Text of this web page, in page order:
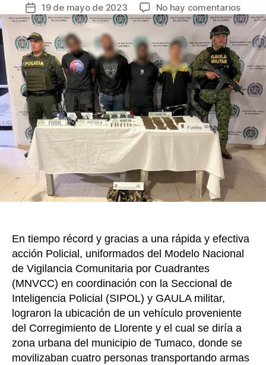
c
e
b
o
o
k
itt
er
ail er
e
st
m
p
ar
tir
Fecha
de
la
entrada
19 de mayo de 2023 No hay comentariosen
en
armas
y
En tiempo récord y gracias a una rápida y efectiva
acción Policial, uniformados del Modelo Nacional
de Vigilancia Comunitaria por Cuadrantes
(MNVCC) en coordinación con la Seccional de
Inteligencia Policial (SIPOL) y GAULA militar,
lograron la ubicación de un vehículo proveniente
del Corregimiento de Llorente y el cual se diría a
zona urbana del municipio de Tumaco, donde se
movilizaban cuatro personas transportando armas